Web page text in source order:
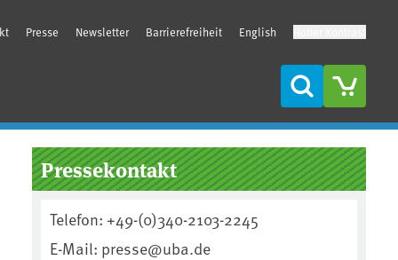
Presse Newsletter Barrierefreiheit English
Suche
Seitenleiste
Pressekontakt
Telefon: +49-(0)340-2103-2245
E-Mail: presse@uba.de